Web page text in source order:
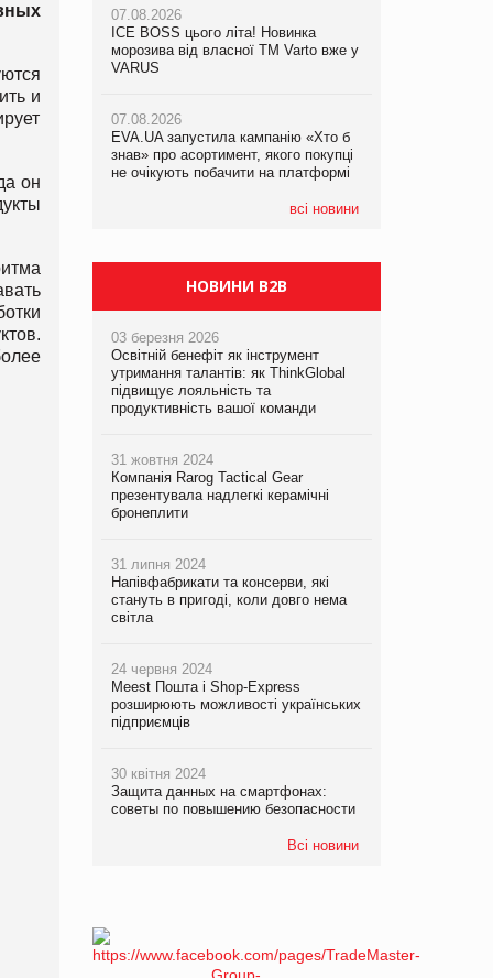
и
он
07.08.2026
ICE BOSS цього літа! Новинка
морозива від власної ТМ Varto вже у
VARUS
07.08.2026
EVA.UA запустила кампанію «Хто б
знав» про асортимент, якого покупці
не очікують побачити на платформі
всі новини
07.08.2026
ICE BOSS цього літа! Новинка
морозива від власної ТМ Varto вже у
VARUS
07.08.2026
EVA.UA запустила кампанію «Хто б
знав» про асортимент, якого покупці
не очікують побачити на платформі
07.08.2026
Франція заборонила рекламні дзвінки
НОВИНИ B2B
03 березня 2026
Освітній бенефіт як інструмент
утримання талантів: як ThinkGlobal
підвищує лояльність та
продуктивність вашої команди
31 жовтня 2024
Компанія Rarog Tactical Gear
презентувала надлегкі керамічні
бронеплити
31 липня 2024
Напівфабрикати та консерви, які
стануть в пригоді, коли довго нема
світла
24 червня 2024
Meest Пошта і Shop-Express
розширюють можливості українських
підприємців
30 квітня 2024
Защита данных на смартфонах:
советы по повышению безопасности
Всі новини